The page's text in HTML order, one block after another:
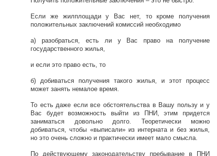
Если же жилплощади у Вас нет, то кроме получения
положительных заключений комиссий необходимо
а) разобраться, есть ли у Вас право на получение
государственного жилья,
и если это право есть, то
б) добиваться получения такого жилья, и этот процесс
может занять немалое время.
То есть даже если все обстоятельства в Вашу пользу и у
Вас будет возможность выйти из ПНИ, этим придется
заниматься довольно долго. Теоретически можно
добиваться, чтобы «выписали» из интерната и без жилья,
но это очень сложно и практически имеет мало смысла.
По действующему законодательству пребывание в ПНИ